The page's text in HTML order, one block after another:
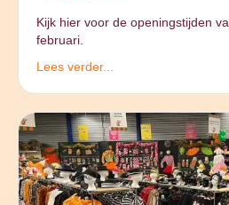
Kijk hier voor de openingstijden
februari.
Lees verder...